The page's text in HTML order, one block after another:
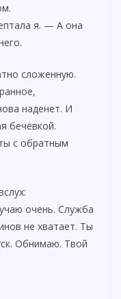
я. — А она
сложенную.
наденет. И
бечёвкой.
с обратным
очень. Служба
не хватает. Ты
Обнимаю. Твой